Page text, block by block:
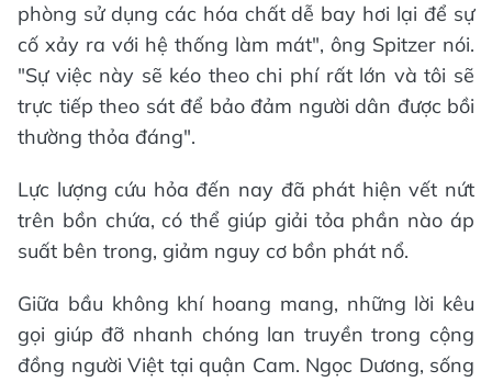
phòng sử dụng các hóa chất dễ bay hơi lại để sự
cố xảy ra với hệ thống làm mát", ông Spitzer nói.
"Sự việc này sẽ kéo theo chi phí rất lớn và tôi sẽ
trực tiếp theo sát để bảo đảm người dân được bồi
thường thỏa đáng".
Lực lượng cứu hỏa đến nay đã phát hiện vết nứt
trên bồn chứa, có thể giúp giải tỏa phần nào áp
suất bên trong, giảm nguy cơ bồn phát nổ.
Giữa bầu không khí hoang mang, những lời kêu
gọi giúp đỡ nhanh chóng lan truyền trong cộng
đồng người Việt tại quận Cam. Ngọc Dương, sống